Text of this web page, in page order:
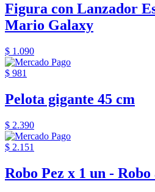
Figura con Lanzador
Mario Galaxy
$ 1.090
$ 981
Pelota gigante 45 cm
$ 2.390
$ 2.151
Robo Pez x 1 un - Robo